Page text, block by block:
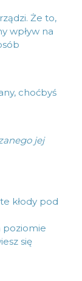
Że to,
wpływ na
choćbyś
jej
kłody pod
poziomie
się